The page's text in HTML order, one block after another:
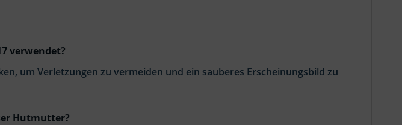
verwendet?
um Verletzungen zu vermeiden und ein sauberes Erscheinungsbild zu
Hutmutter?